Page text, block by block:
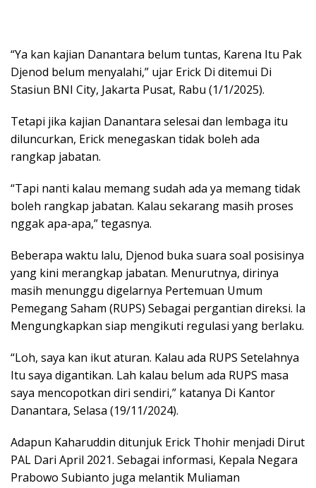
“Ya kan kajian Danantara belum tuntas, Karena Itu Pak
Djenod belum menyalahi,” ujar Erick Di ditemui Di
Stasiun BNI City, Jakarta Pusat, Rabu (1/1/2025).
Tetapi jika kajian Danantara selesai dan lembaga itu
diluncurkan, Erick menegaskan tidak boleh ada
rangkap jabatan.
“Tapi nanti kalau memang sudah ada ya memang tidak
boleh rangkap jabatan. Kalau sekarang masih proses
nggak apa-apa,” tegasnya.
Beberapa waktu lalu, Djenod buka suara soal posisinya
yang kini merangkap jabatan. Menurutnya, dirinya
masih menunggu digelarnya Pertemuan Umum
Pemegang Saham (RUPS) Sebagai pergantian direksi. Ia
Mengungkapkan siap mengikuti regulasi yang berlaku.
“Loh, saya kan ikut aturan. Kalau ada RUPS Setelahnya
Itu saya digantikan. Lah kalau belum ada RUPS masa
saya mencopotkan diri sendiri,” katanya Di Kantor
Danantara, Selasa (19/11/2024).
Adapun Kaharuddin ditunjuk Erick Thohir menjadi Dirut
PAL Dari April 2021. Sebagai informasi, Kepala Negara
Prabowo Subianto juga melantik Muliaman